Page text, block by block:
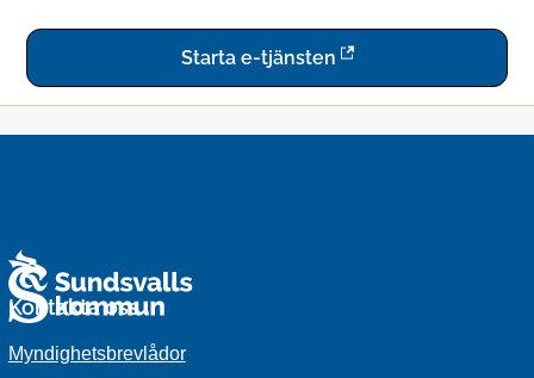
Starta e-tjänsten
Kontakta oss
Myndighetsbrevlådor